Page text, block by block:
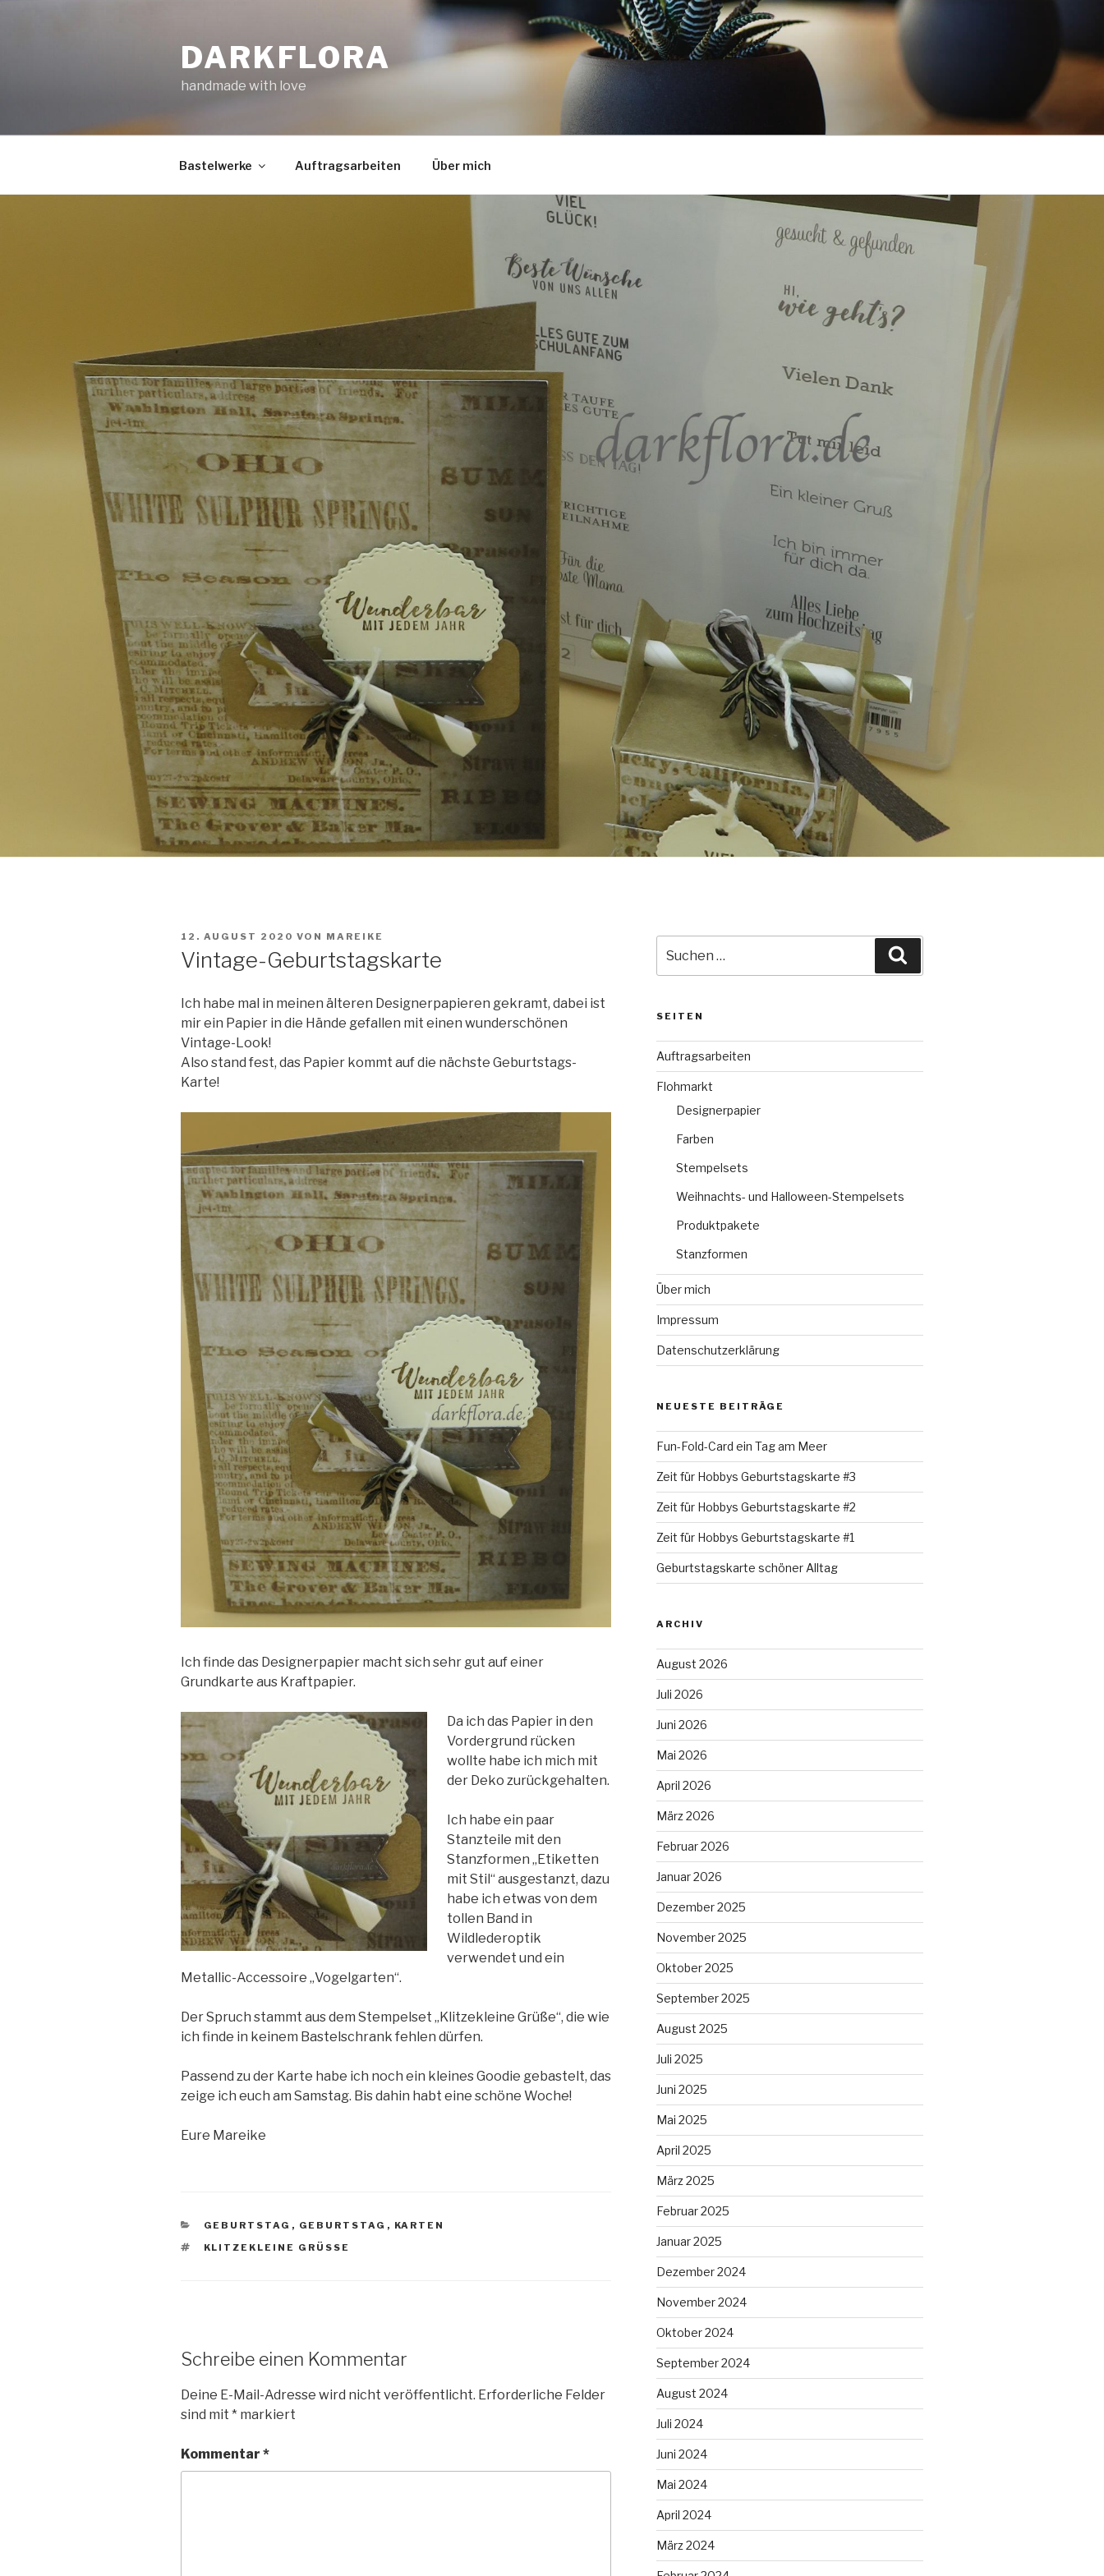
DARKFLORA
handmade with love
Bastelwerke Auftragsarbeiten Über mich
VERÖFFENTLICHT
12. AUGUST 2020 VON MAREIKE
Vintage-Geburtstagskarte
Ich habe mal in meinen älteren Designerpapieren gekramt, dabei ist
mir ein Papier in die Hände gefallen mit einen wunderschönen
Vintage-Look!
Also stand fest, das Papier kommt auf die nächste Geburtstags-
Karte!
Ich finde das Designerpapier macht sich sehr gut auf einer
Grundkarte aus Kraftpapier.
Da ich das Papier in den
Vordergrund rücken
wollte habe ich mich mit
der Deko zurückgehalten.
Ich habe ein paar
Stanzteile mit den
Stanzformen „Etiketten
mit Stil“ ausgestanzt, dazu
habe ich etwas von dem
tollen Band in
Wildlederoptik
verwendet und ein
Metallic-Accessoire „Vogelgarten“.
Der Spruch stammt aus dem Stempelset „Klitzekleine Grüße“, die wie
ich finde in keinem Bastelschrank fehlen dürfen.
Passend zu der Karte habe ich noch ein kleines Goodie gebastelt, das
zeige ich euch am Samstag. Bis dahin habt eine schöne Woche!
Eure Mareike
KATEGORIEN
GEBURTSTAG , GEBURTSTAG , KARTEN
SCHLAGWÖRTER
KLITZEKLEINE GRÜSSE
Schreibe einen Kommentar
Deine E-Mail-Adresse wird nicht veröffentlicht. Erforderliche Felder
sind mit * markiert
Kommentar *
nach:
SEITEN
Auftragsarbeiten
Flohmarkt
Designerpapier
Farben
Stempelsets
Weihnachts- und Halloween-Stempelsets
Produktpakete
Stanzformen
Über mich
Impressum
Datenschutzerklärung
NEUESTE BEITRÄGE
Fun-Fold-Card ein Tag am Meer
Zeit für Hobbys Geburtstagskarte #3
Zeit für Hobbys Geburtstagskarte #2
Zeit für Hobbys Geburtstagskarte #1
Geburtstagskarte schöner Alltag
ARCHIV
August 2026
Juli 2026
Juni 2026
Mai 2026
April 2026
März 2026
Februar 2026
Januar 2026
Dezember 2025
November 2025
Oktober 2025
September 2025
August 2025
Juli 2025
Juni 2025
Mai 2025
April 2025
März 2025
Februar 2025
Januar 2025
Dezember 2024
November 2024
Oktober 2024
September 2024
August 2024
Juli 2024
Juni 2024
Mai 2024
April 2024
März 2024